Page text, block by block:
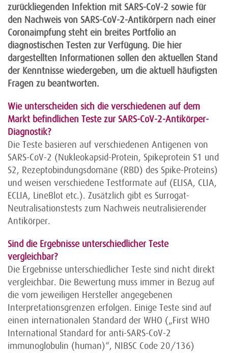
zurückliegenden Infektion mit SARS-CoV-2 sowie für
den Nachweis von SARS-CoV-2-Antikörpern nach einer
Coronaimpfung steht ein breites Portfolio an
diagnostischen Testen zur Verfügung. Die hier
dargestellten Informationen sollen den aktuellen Stand
der Kenntnisse wiedergeben, um die aktuell häufigsten
Fragen zu beantworten.
Wie unterscheiden sich die verschiedenen auf dem
Markt befindlichen Teste zur SARS-CoV-2-Antikörper-
Diagnostik?
Die Teste basieren auf verschiedenen Antigenen von
SARS-CoV-2 (Nukleokapsid-Protein, Spikeprotein S1 und
S2, Rezeptobindungsdomäne (RBD) des Spike-Proteins)
und weisen verschiedene Testformate auf (ELISA, CLIA,
ECLIA, LineBlot etc.). Zusätzlich gibt es Surrogat-
Neutralisationstests zum Nachweis neutralisierender
Antikörper.
Sind die Ergebnisse unterschiedlicher Teste
vergleichbar?
Die Ergebnisse unterschiedlicher Teste sind nicht direkt
vergleichbar. Die Bewertung muss immer in Bezug auf
die vom jeweiligen Hersteller angegebenen
Interpretationsgrenzen erfolgen. Einige Teste sind auf
einen internationalen Standard der WHO („First WHO
International Standard for anti-SARS-CoV-2
immunoglobulin (human)“, NIBSC Code 20/136)